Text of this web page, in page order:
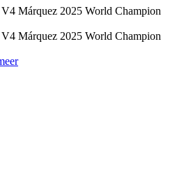
V4 Márquez 2025 World Champion
V4 Márquez 2025 World Champion